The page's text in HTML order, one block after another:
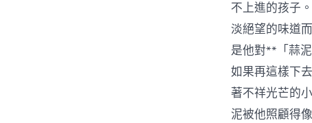
不上進的孩子
淡絕望的味道
是他對**「蒜
如果再這樣下
著不祥光芒的
泥被他照顧得